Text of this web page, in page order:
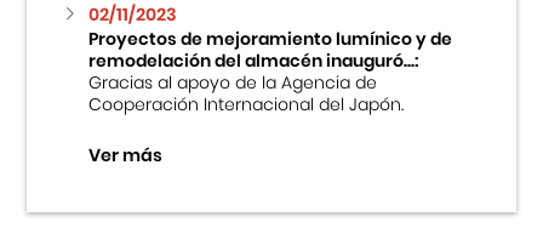
02/11/2023
Proyectos de mejoramiento lumínico y de
remodelación del almacén inauguró...:
Gracias al apoyo de la Agencia de
Cooperación Internacional del Japón.
Ver más